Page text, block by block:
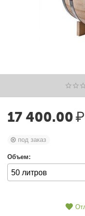
17 400.00₽
под заказ
Объем: